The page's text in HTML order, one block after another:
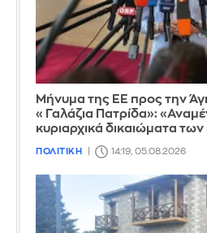
Μήνυμα της ΕΕ προς την
«Γαλάζια Πατρίδα»:
κυριαρχικά δικαιώματα
ΠΟΛΙΤΙΚΗ 14:19, 05.08.2026